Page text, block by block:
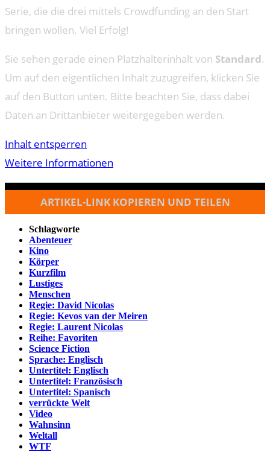
Serie, die die drei mittels Crowdfunding an den Start
bringen wollen. Viel Erfolg!
Sie sehen gerade einen Platzhalterinhalt von Standard.
Um auf den eigentlichen Inhalt zuzugreifen, klicken Sie
auf den Button unten. Bitte beachten Sie, dass dabei
Daten an Drittanbieter weitergegeben werden.
Inhalt entsperren
Weitere Informationen
ARTIKEL-LINK KOPIEREN UND TEILEN
Schlagworte
Abenteuer
Kino
Körper
Kurzfilm
Lustiges
Menschen
Regie: David Nicolas
Regie: Kevos van der Meiren
Regie: Laurent Nicolas
Reihe: Favoriten
Science Fiction
Sprache: Englisch
Untertitel: Englisch
Untertitel: Französisch
Untertitel: Spanisch
verrückte Welt
Video
Wahnsinn
Weltall
WTF